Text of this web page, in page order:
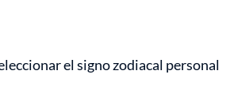
el signo zodiacal personal